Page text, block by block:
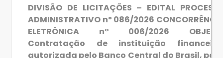
DIVISÃO DE LICITAÇÕES – EDITAL
ADMINISTRATIVO nº 086/2026
ELETRÔNICA n° 006/2026
Contratação de instituição
autorizada pelo Banco Central do Brasil,